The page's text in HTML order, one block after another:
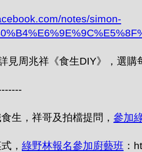
notes/simon-
見周兆祥《食生DIY》，選
生，祥哥及拍檔提問， 參加
， 綠野林報名參加廚藝班 ：